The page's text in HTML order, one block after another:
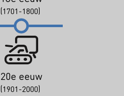
(1701-1800)
20e eeuw
(1901-2000)